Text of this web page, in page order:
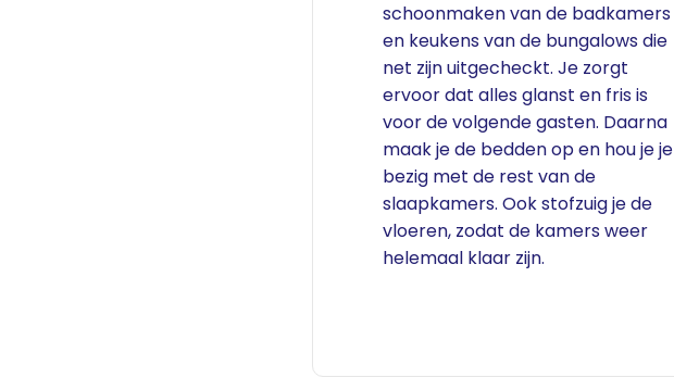
schoonmaken van de badkamers
en keukens van de bungalows die
net zijn uitgecheckt. Je zorgt
ervoor dat alles glanst en fris is
voor de volgende gasten. Daarna
maak je de bedden op en hou je je
bezig met de rest van de
slaapkamers. Ook stofzuig je de
vloeren, zodat de kamers weer
helemaal klaar zijn.